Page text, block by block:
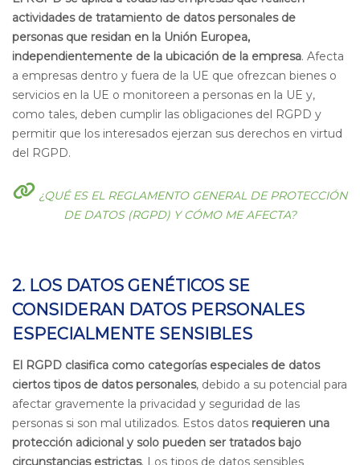
actividades de tratamiento de datos personales de
personas que residan en la Unión Europea,
independientemente de la ubicación de la empresa. Afecta
a empresas dentro y fuera de la UE que ofrezcan bienes o
servicios en la UE o monitoreen a personas en la UE y,
como tales, deben cumplir las obligaciones del RGPD y
permitir que los interesados ejerzan sus derechos en virtud
del RGPD.
¿QUÉ ES EL REGLAMENTO GENERAL DE PROTECCIÓN
DE DATOS (RGPD) Y CÓMO ME AFECTA?
2. LOS DATOS GENÉTICOS SE
CONSIDERAN DATOS PERSONALES
ESPECIALMENTE SENSIBLES
El RGPD clasifica como categorías especiales de datos
ciertos tipos de datos personales, debido a su potencial para
afectar gravemente la privacidad y seguridad de las
personas si son mal utilizados. Estos datos requieren una
protección adicional y solo pueden ser tratados bajo
circunstancias estrictas. Los tipos de datos sensibles